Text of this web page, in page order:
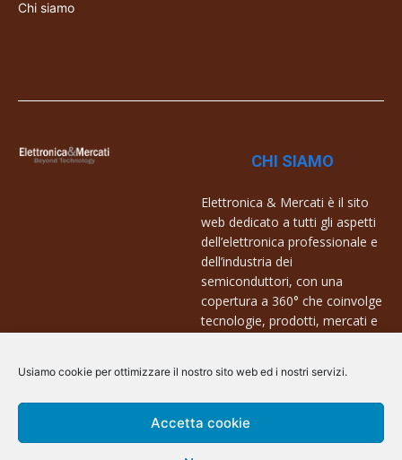
Usiamo cookie per ottimizzare il nostro sito web ed i nostri servizi.
Accetta cookie
Chi siamo
CHI SIAMO
Elettronica & Mercati è il sito
web dedicato a tutti gli aspetti
dell’elettronica professionale e
dell’industria dei
semiconduttori, con una
copertura a 360° che coinvolge
tecnologie, prodotti, mercati e
Contatti:
info@arscommunication.it